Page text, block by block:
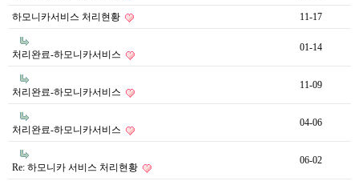
하모니카서비스 처리현황 11-17
처리완료-하모니카서비스
01-14
처리완료-하모니카서비스
11-09
처리완료-하모니카서비스
04-06
Re: 하모니카 서비스 처리현황
06-02